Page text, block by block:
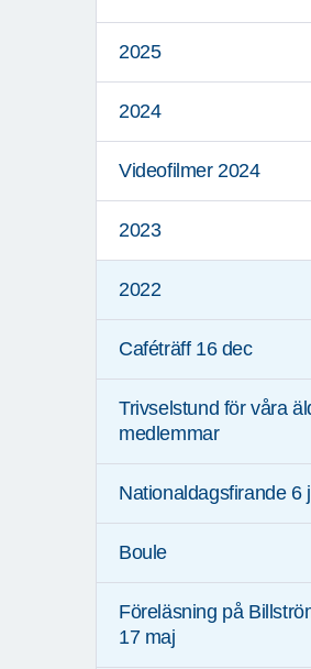
2025
2024
Videofilmer 2024
2023
2022
Caféträff 16 dec
Trivselstund för våra
medlemmar
Nationaldagsfirande 6
Boule
Föreläsning på
17 maj